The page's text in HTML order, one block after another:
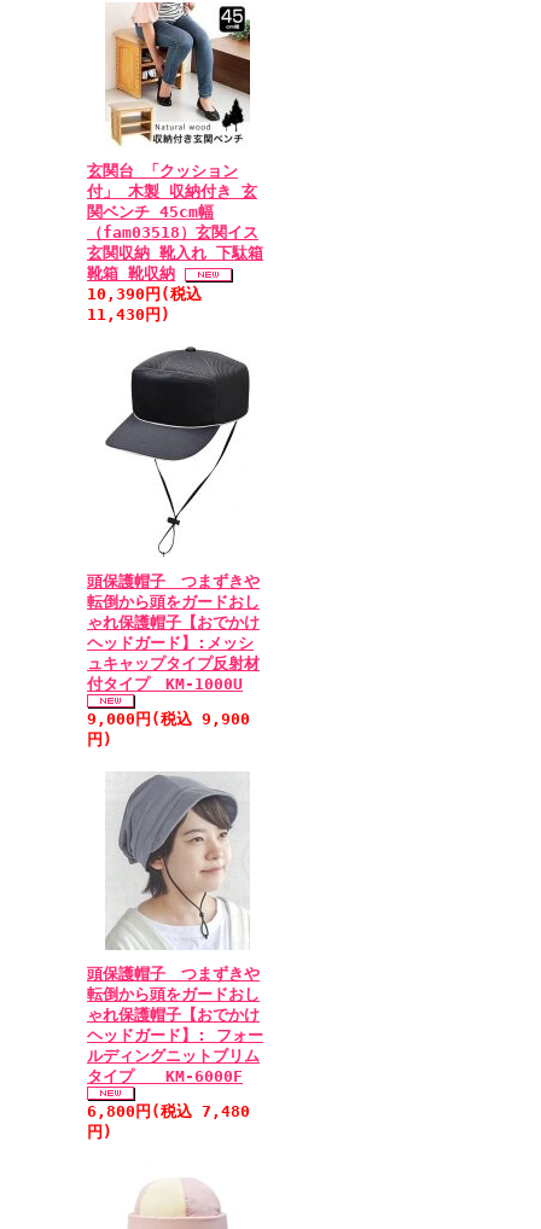
玄関台 「クッション
付」 木製 収納付き 玄
関ベンチ 45cm幅
（fam03518）玄関イス
玄関収納 靴入れ 下駄箱
靴箱 靴収納
10,390円(税込
11,430円)
頭保護帽子 つまずきや
転倒から頭をガードおし
ゃれ保護帽子【おでかけ
ヘッドガード】:メッシ
ュキャップタイプ反射材
付タイプ KM-1000U
9,000円(税込 9,900
円)
頭保護帽子 つまずきや
転倒から頭をガードおし
ゃれ保護帽子【おでかけ
ヘッドガード】: フォー
ルディングニットブリム
タイプ KM-6000F
6,800円(税込 7,480
円)